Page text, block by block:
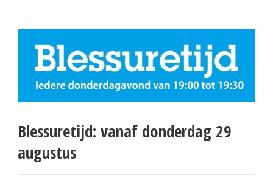
Blessuretijd: vanaf donderdag 29
augustus